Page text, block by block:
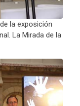
la exposición
La Mirada de la